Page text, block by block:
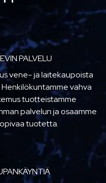
PALVELU
vene- ja laitekaupoista
vahva
tuotteistamme
palvelun ja osaamme
tuotetta.